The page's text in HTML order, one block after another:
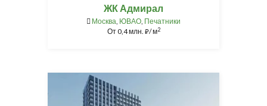
ЖК Адмирал
Москва, ЮВАО, Печатники
От0,4 млн. ⃏/ м2